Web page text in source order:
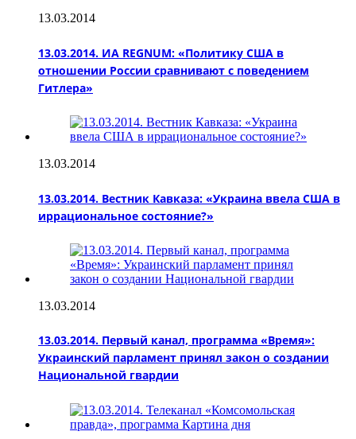
13.03.2014
13.03.2014. ИА REGNUM: «Политику США в
отношении России сравнивают с поведением
Гитлера»
13.03.2014
13.03.2014. Вестник Кавказа: «Украина ввела США в
иррациональное состояние?»
13.03.2014
13.03.2014. Первый канал, программа «Время»:
Украинский парламент принял закон о создании
Национальной гвардии